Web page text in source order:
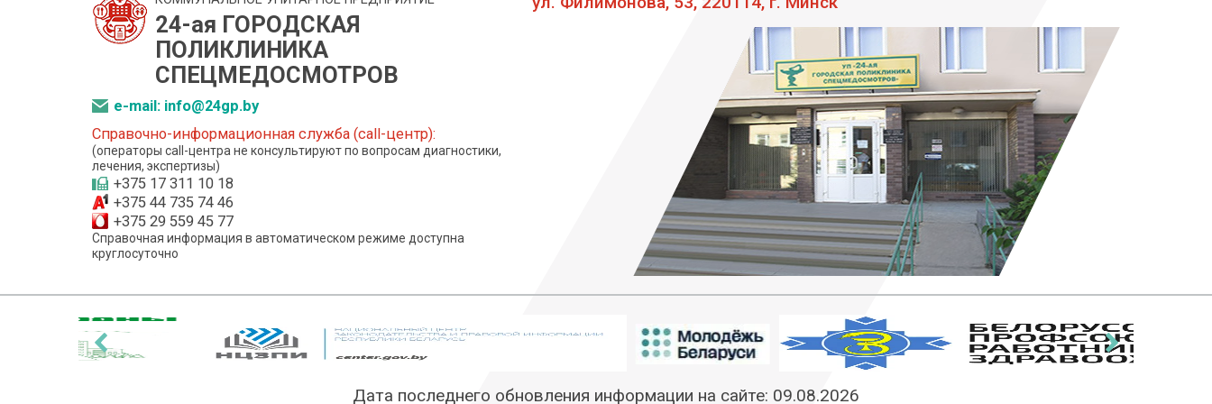
24-ая ГОРОДСКАЯ
ПОЛИКЛИНИКА
СПЕЦМЕДОСМОТРОВ
e-mail: info@24gp.by
Справочно-информационная служба (call-центр):
(операторы call-центра не консультируют по вопросам диагностики,
лечения, экспертизы)
+375 17 311 10 18
+375 44 735 74 46
+375 29 559 45 77
Справочная информация в автоматическом режиме доступна
круглосуточно
‹ ›
Дата последнего обновления информации на сайте: 09.08.2026